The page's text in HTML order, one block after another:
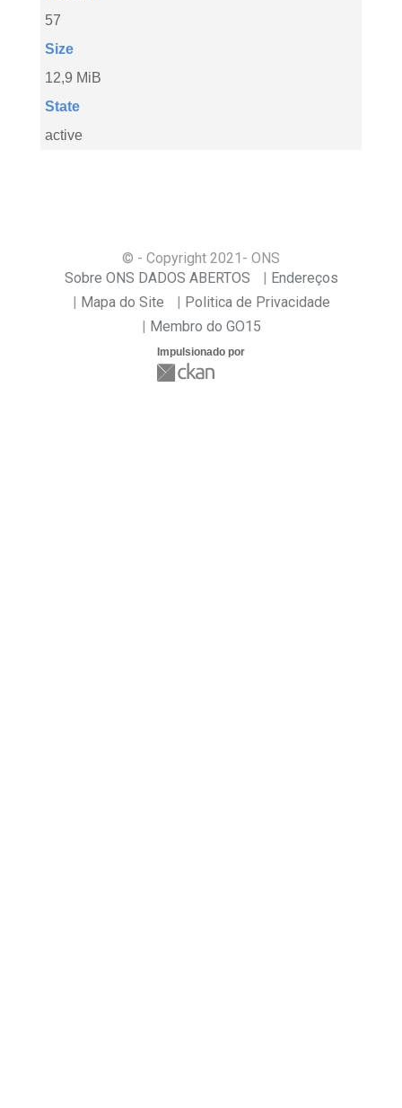
57
Size
12,9 MiB
State
active
© - Copyright 2021 - ONS
Sobre ONS DADOS ABERTOS
Endereços
Mapa do Site
Politica de Privacidade
Membro do GO15
Impulsionado por